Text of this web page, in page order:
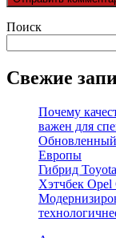
Поиск
Свежие
Почему
важен для
Обновленный
Европы
Гибрид
Хэтчбек Opel